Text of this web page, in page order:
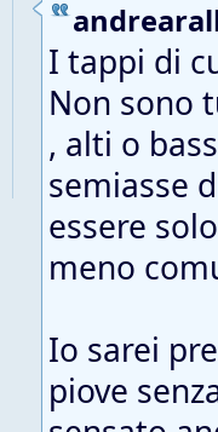
I tappi di
Non sono
, alti o
semiasse
essere
meno
Io sarei
piove